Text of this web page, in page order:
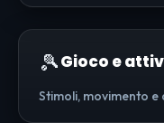
🎾Gioco e
Stimoli, movimento